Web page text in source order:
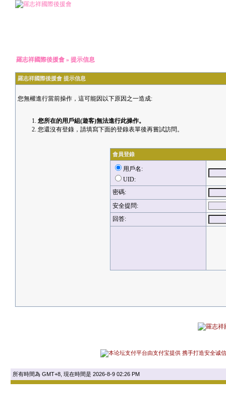
羅志祥國際後援會 » 提示信息
羅志祥國際後援會 提示信息
您無權進行當前操作，這可能因以下原因之一造成:
您所在的用戶組(遊客)無法進行此操作。
您還沒有登錄，請填寫下面的登錄表單後再嘗試訪問。
會員登錄
用戶名:
UID:
密碼:
安全提問:
回答:
所有時間為 GMT+8, 現在時間是 2026-8-9 02:26 PM